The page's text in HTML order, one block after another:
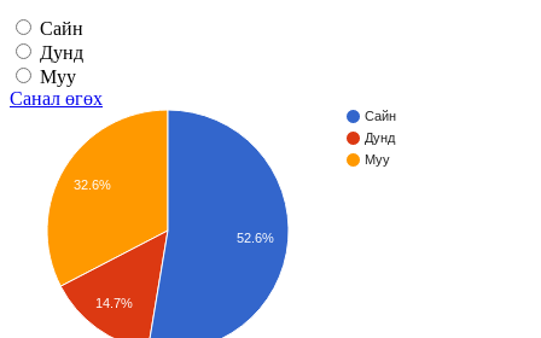
Сайн
Дунд
Муу
Санал өгөх
Сайн
Дунд
Муу
32.6%
14.7%
52.6%